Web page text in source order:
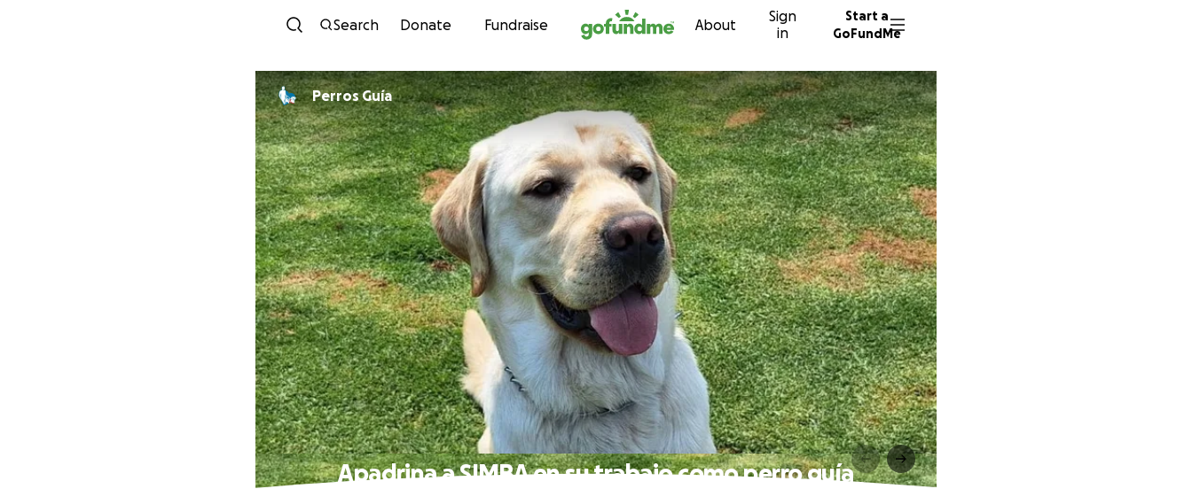
Skip to content
Search Donate Fundraise About
Sign
in
Start a
GoFundMe
Perros Guía
Apadrina a SIMBA en su trabajo como perro guía